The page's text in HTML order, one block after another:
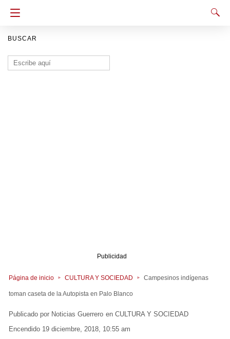
BUSCAR
Buscar:
Publicidad
Página de inicio CULTURA Y SOCIEDAD Campesinos indígenas
toman caseta de la Autopista en Palo Blanco
Noticias Guerrero en CULTURA Y SOCIEDAD
Encendido 19 diciembre, 2018, 10:55 am